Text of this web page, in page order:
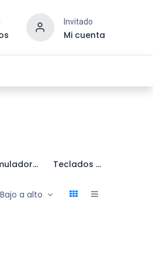
Invitado
Mi cuenta
Simuladores Teclados Gamer
a alto